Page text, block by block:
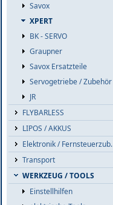
Savox
XPERT
BK - SERVO
Graupner
Savox Ersatzteile
Servogetriebe / Zubehör
JR
FLYBARLESS
LIPOS / AKKUS
Elektronik / Fernsteuerzub.
Transport
WERKZEUG / TOOLS
Einstellhilfen